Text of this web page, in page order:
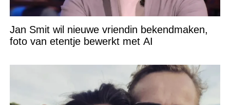
Jan Smit wil nieuwe vriendin bekendmaken,
foto van etentje bewerkt met AI